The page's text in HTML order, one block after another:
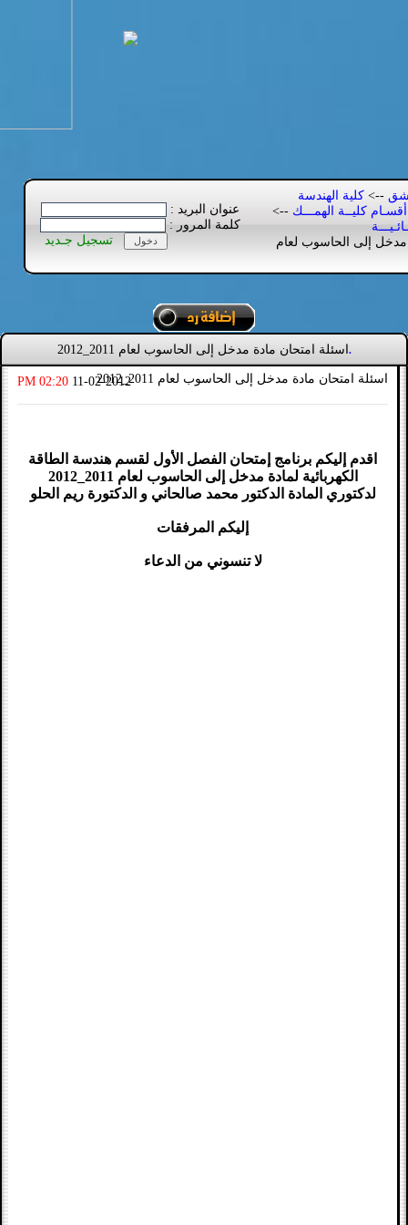
--> كلية الهندسة
أقسـام كليــة الهمـــك -->
إلى الحاسوب لعام
عنوان البريد :
كلمة المرور :
تسجيل جـديد
. اسئلة امتحان مادة مدخل إلى الحاسوب لعام 2011_2012
اسئلة امتحان مادة مدخل إلى الحاسوب لعام 2011_2012 11-02-2012
02:20 PM
اقدم إليكم برنامج إمتحان الفصل الأول لقسم هندسة الطاقة
الكهربائية لمادة مدخل إلى الحاسوب لعام 2011_2012
لدكتوري المادة الدكتور محمد صالحاني و الدكتورة ريم الحلو
إليكم المرفقات
لا تنسوني من الدعاء